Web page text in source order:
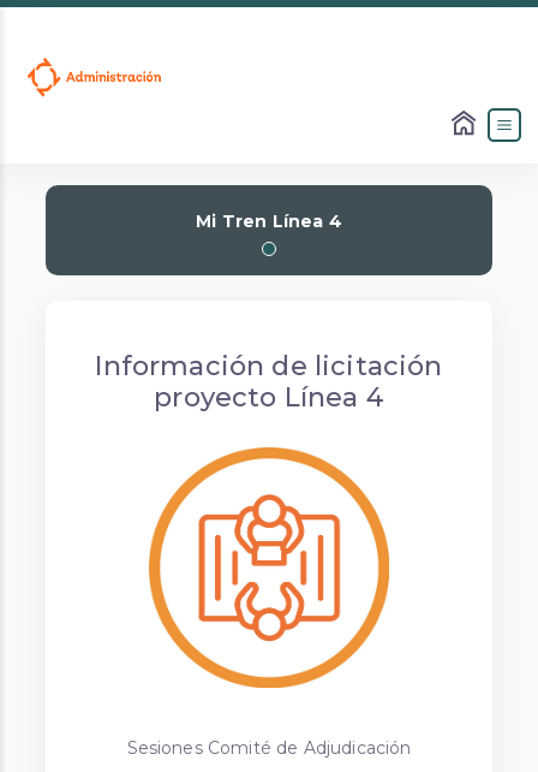
Slide 1 of 1
Mi Tren Línea 4
Información de licitación
proyecto Línea 4
Sesiones Comité de Adjudicación